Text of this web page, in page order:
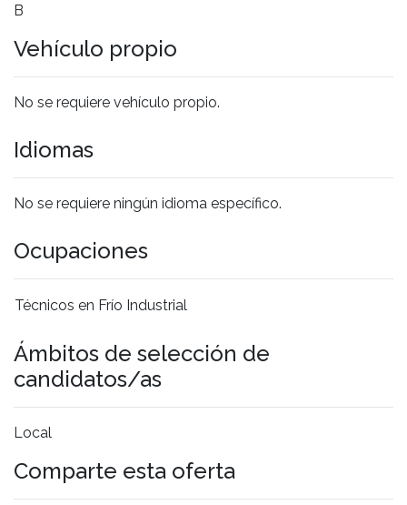
B
Vehículo propio
No se requiere vehículo propio.
Idiomas
No se requiere ningún idioma específico.
Ocupaciones
Técnicos en Frío Industrial
Ámbitos de selección de
candidatos/as
Local
Comparte esta oferta